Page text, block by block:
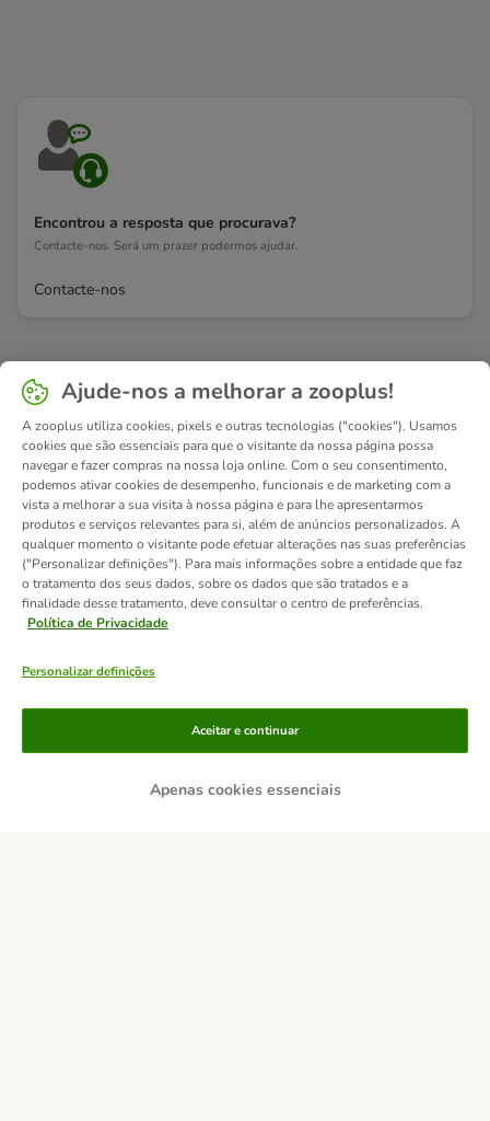
Encontrou a resposta que procurava?
Contacte-nos. Será um prazer podermos ajudar.
Contacte-nos
Ajude-nos a melhorar a zooplus!
A zooplus utiliza cookies, pixels e outras tecnologias ("cookies"). Usamos
cookies que são essenciais para que o visitante da nossa página possa
navegar e fazer compras na nossa loja online. Com o seu consentimento,
podemos ativar cookies de desempenho, funcionais e de marketing com a
vista a melhorar a sua visita à nossa página e para lhe apresentarmos
produtos e serviços relevantes para si, além de anúncios personalizados. A
qualquer momento o visitante pode efetuar alterações nas suas preferências
("Personalizar definições"). Para mais informações sobre a entidade que faz
o tratamento dos seus dados, sobre os dados que são tratados e a
finalidade desse tratamento, deve consultar o centro de preferências.
Política de Privacidade
Personalizar definições
Apenas cookies essenciais
Aceitar e continuar